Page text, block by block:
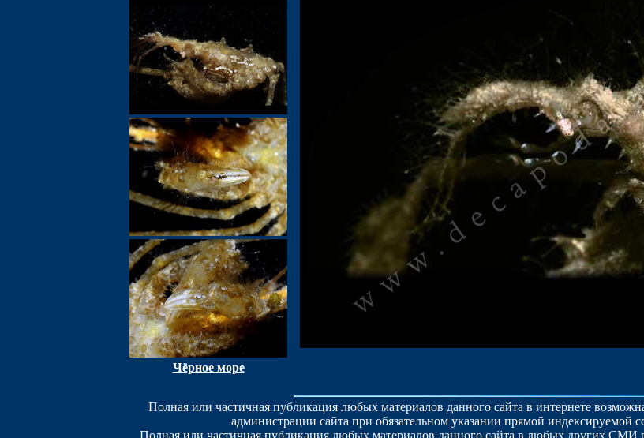
Чёрное море
Полная или частичная публикация любых материалов данного сайта в интернете
администрации сайта при обязательном указании прямой индексируемой
Полная или частичная публикация любых материалов данного сайта в любых других СМИ